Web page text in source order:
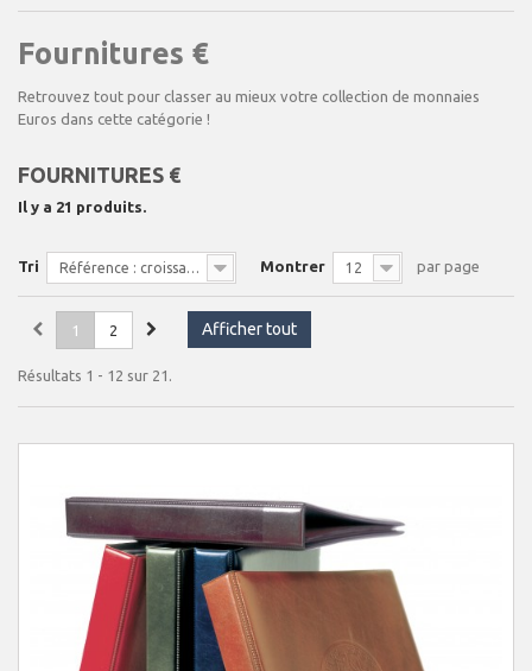
Fournitures €
Retrouvez tout pour classer au mieux votre collection de monnaies
Euros dans cette catégorie !
FOURNITURES €
Il y a 21 produits.
Tri Référence : croissante Montrer 12 par page
Afficher tout
1 2
Résultats 1 - 12 sur 21.